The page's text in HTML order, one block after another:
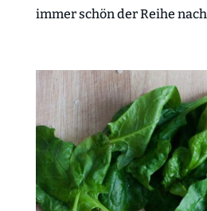
immer schön der Reihe nach